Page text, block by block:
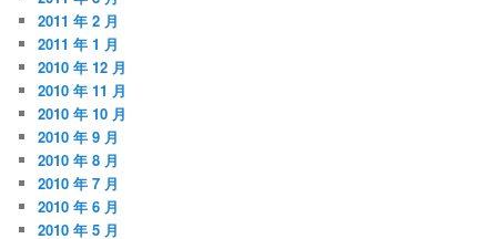
2011 年 2 月
2011 年 1 月
2010 年 12 月
2010 年 11 月
2010 年 10 月
2010 年 9 月
2010 年 8 月
2010 年 7 月
2010 年 6 月
2010 年 5 月